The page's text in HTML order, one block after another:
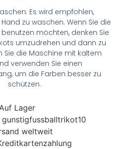
Es wird empfohlen,
zu waschen. Wenn Sie die
möchten, denken Sie
umzudrehen und dann zu
Sie die Maschine mit kaltem
verwenden Sie einen
um die Farben besser zu
schützen.
Lager
gunstigfussballtrikot10
weltweit